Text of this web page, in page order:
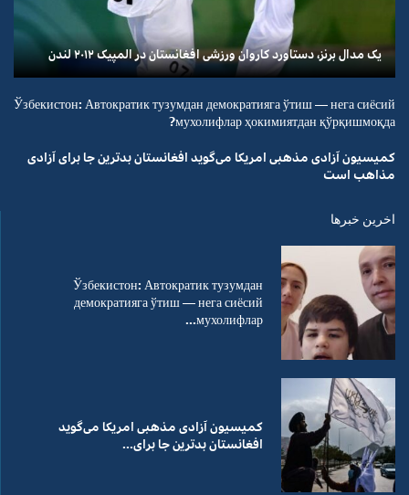
یک مدال برنز، دستاورد کاروان ورزشی افغانستان در المپیک ۲۰۱۲ لندن
Ўзбекистон: Автократик тузумдан демократияга ўтиш — нега сиёсий
мухолифлар ҳокимиятдан қўрқишмоқда?
کمیسیون آزادی مذهبی امریکا می‌گوید افغانستان بدترین جا برای آزادی
مذاهب است
اخرین خبرها
Ўзбекистон: Автократик тузумдан
демократияга ўтиш — нега сиёсий
мухолифлар...
کمیسیون آزادی مذهبی امریکا می‌گوید
افغانستان بدترین جا برای...